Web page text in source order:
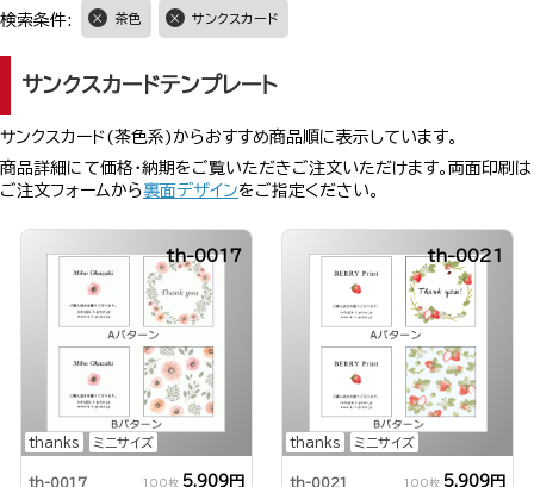
検索条件: 茶色 サンクスカード
サンクスカードテンプレート
サンクスカード(茶色系)からおすすめ商品順に表示しています。
商品詳細にて価格・納期をご覧いただきご注文いただけます。両面印刷は
ご注文フォームから裏面デザインをご指定ください。
thanks ミニサイズ
th-0017
th-0017 100枚 5,909円
thanks ミニサイズ
th-0021
th-0021 100枚 5,909円